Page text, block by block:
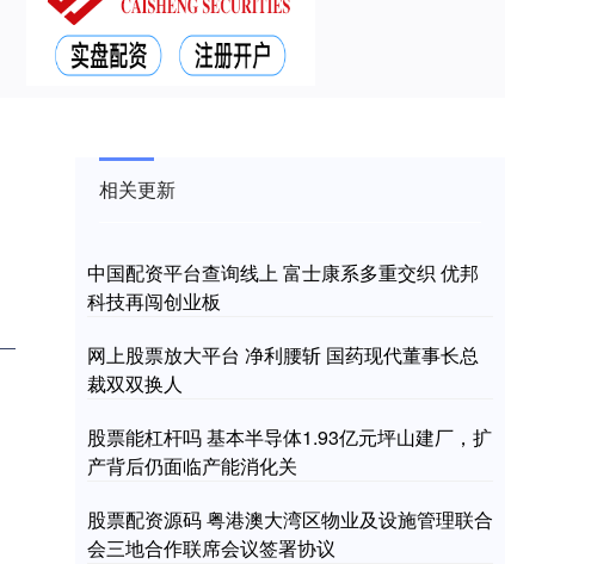
相关更新
中国配资平台查询线上 富士康系多重交织 优邦
科技再闯创业板
网上股票放大平台 净利腰斩 国药现代董事长总
裁双双换人
股票能杠杆吗 基本半导体1.93亿元坪山建厂，扩
产背后仍面临产能消化关
股票配资源码 粤港澳大湾区物业及设施管理联合
会三地合作联席会议签署协议